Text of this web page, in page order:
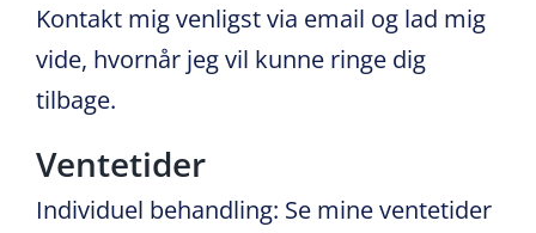
Kontakt mig venligst via email og lad mig
vide, hvornår jeg vil kunne ringe dig
tilbage.
Ventetider
Individuel behandling: Se mine ventetider